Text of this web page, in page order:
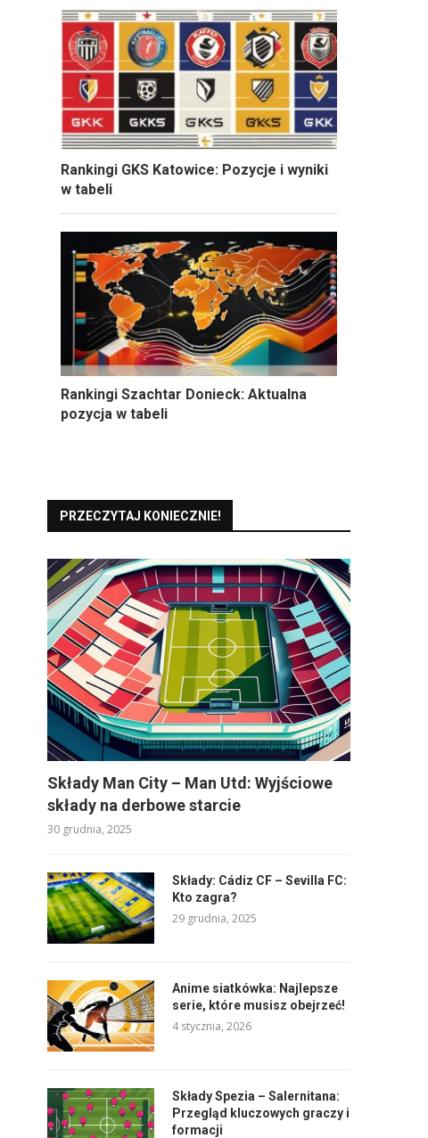
Rankingi GKS Katowice: Pozycje i wyniki
w tabeli
Rankingi Szachtar Donieck: Aktualna
pozycja w tabeli
PRZECZYTAJ KONIECZNIE!
Składy Man City – Man Utd: Wyjściowe
składy na derbowe starcie
30 grudnia, 2025
Składy: Cádiz CF – Sevilla FC:
Kto zagra?
29 grudnia, 2025
Anime siatkówka: Najlepsze
serie, które musisz obejrzeć!
4 stycznia, 2026
Składy Spezia – Salernitana:
Przegląd kluczowych graczy i
formacji